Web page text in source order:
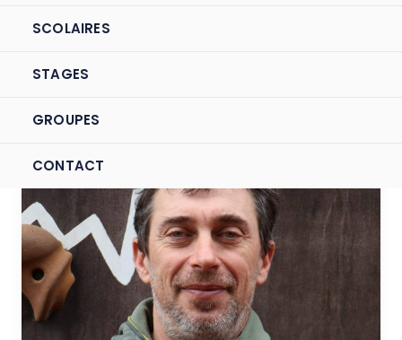
SCOLAIRES
STAGES
GROUPES
CONTACT